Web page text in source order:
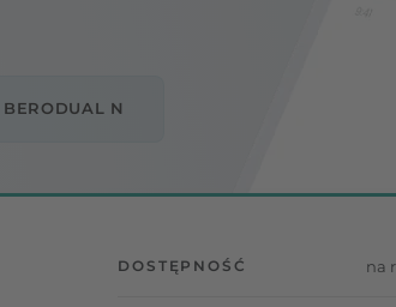
N
DOSTĘPNOŚĆ na